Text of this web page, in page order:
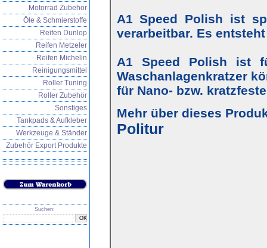
Motorrad Zubehör
Öle & Schmierstoffe
Reifen Dunlop
Reifen Metzeler
Reifen Michelin
Reinigungsmittel
Roller Tuning
Roller Zubehör
Sonstiges
Tankpads & Aufkleber
Werkzeuge & Ständer
Zubehör Export Produkte
Suchen:
A1 Speed Polish ist
verarbeitbar. Es
A1 Speed Polish ist
Waschanlagenkratzer
für Nano- bzw.
Mehr über dieses
Politur